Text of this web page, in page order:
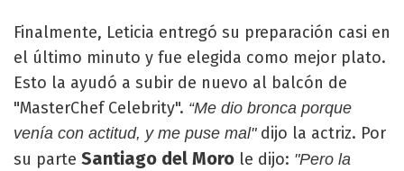
Finalmente, Leticia entregó su preparación casi en
el último minuto y fue elegida como mejor plato.
Esto la ayudó a subir de nuevo al balcón de
"MasterChef Celebrity". “Me dio bronca porque
venía con actitud, y me puse mal" dijo la actriz. Por
su parte Santiago del Moro le dijo: "Pero la